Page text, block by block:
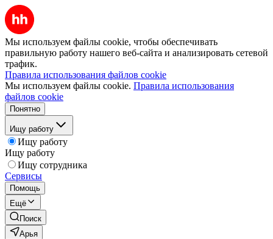
Мы используем файлы cookie, чтобы обеспечивать
правильную работу нашего веб-сайта и анализировать сетевой
трафик.
Правила использования файлов cookie
Мы используем файлы cookie. Правила использования
файлов cookie
Понятно
Ищу работу
Ищу работу
Ищу работу
Ищу сотрудника
Сервисы
Помощь
Ещё
Поиск
Арья